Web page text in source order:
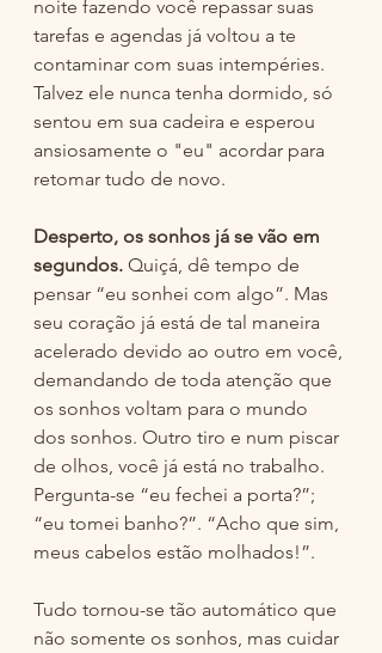
noite fazendo você repassar suas
tarefas e agendas já voltou a te
contaminar com suas intempéries.
Talvez ele nunca tenha dormido, só
sentou em sua cadeira e esperou
ansiosamente o "eu" acordar para
retomar tudo de novo.
Desperto, os sonhos já se vão em
segundos. Quiçá, dê tempo de
pensar “eu sonhei com algo”. Mas
seu coração já está de tal maneira
acelerado devido ao outro em você,
demandando de toda atenção que
os sonhos voltam para o mundo
dos sonhos. Outro tiro e num piscar
de olhos, você já está no trabalho.
Pergunta-se “eu fechei a porta?”;
“eu tomei banho?”. “Acho que sim,
meus cabelos estão molhados!”.
Tudo tornou-se tão automático que
não somente os sonhos, mas cuidar